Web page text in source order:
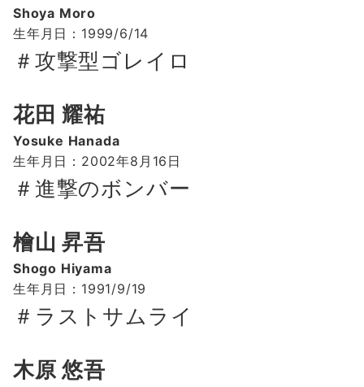
Shoya Moro
生年月日：1999/6/14
＃攻撃型ゴレイロ
花田 耀祐
Yosuke Hanada
生年月日：2002年8月16日
＃進撃のボンバー
檜山 昇吾
Shogo Hiyama
生年月日：1991/9/19
＃ラストサムライ
木原 悠吾